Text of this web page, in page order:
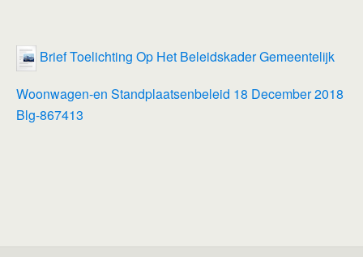
Brief Toelichting Op Het Beleidskader Gemeentelijk
Woonwagen-en Standplaatsenbeleid 18 December 2018
Blg-867413